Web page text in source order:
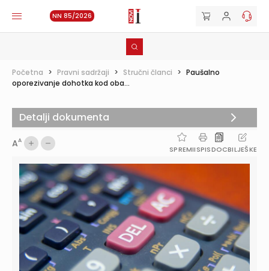
NN 85/2026
Početna > Pravni sadržaji > Stručni članci > Paušalno
oporezivanje dohotka kod oba...
AA
SPREMIISPISDOCBILJEŠKE
Detalji dokumenta